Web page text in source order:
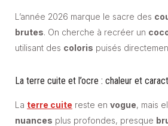
L’année 2026 marque le sacre des
brutes. On cherche à recréer un
utilisant des coloris puisés
La terre cuite et l’ocre : chaleur et
La terre cuite reste en vogue, mais
nuances plus profondes, presque